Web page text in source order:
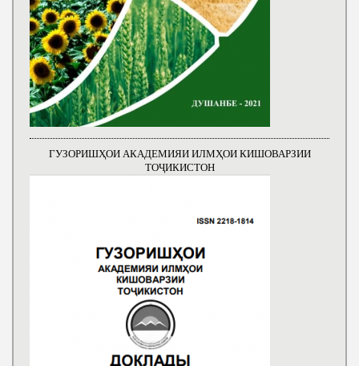
ГУЗОРИШҲОИ АКАДЕМИЯИ ИЛМҲОИ КИШОВАРЗИИ
ТОҶИКИСТОН